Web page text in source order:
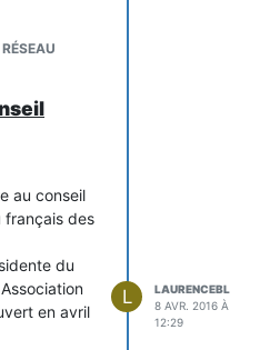
au conseil
français des
du
en avril
L
LAURENCEBL
8 AVR. 2016 À
12:29